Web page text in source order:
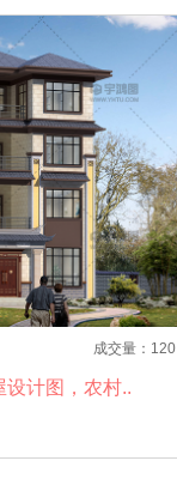
成交量：120
计图，农村..